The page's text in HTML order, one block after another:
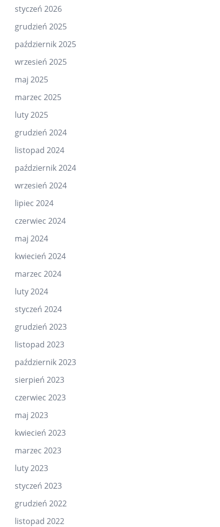
styczeń 2026
grudzień 2025
październik 2025
wrzesień 2025
maj 2025
marzec 2025
luty 2025
grudzień 2024
listopad 2024
październik 2024
wrzesień 2024
lipiec 2024
czerwiec 2024
maj 2024
kwiecień 2024
marzec 2024
luty 2024
styczeń 2024
grudzień 2023
listopad 2023
październik 2023
sierpień 2023
czerwiec 2023
maj 2023
kwiecień 2023
marzec 2023
luty 2023
styczeń 2023
grudzień 2022
listopad 2022